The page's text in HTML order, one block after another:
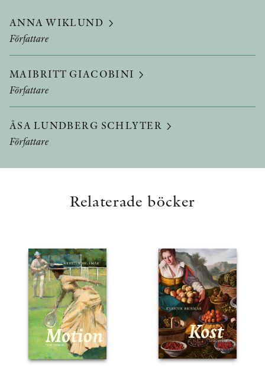
ANNA WIKLUND
Författare
MAIBRITT GIACOBINI
Författare
ÅSA LUNDBERG SCHLYTER
Författare
Relaterade böcker